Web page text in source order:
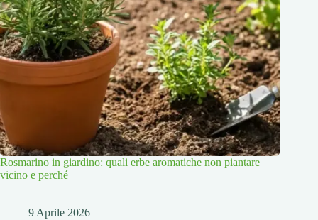
Rosmarino in giardino: quali erbe aromatiche non piantare
vicino e perché
9 Aprile 2026